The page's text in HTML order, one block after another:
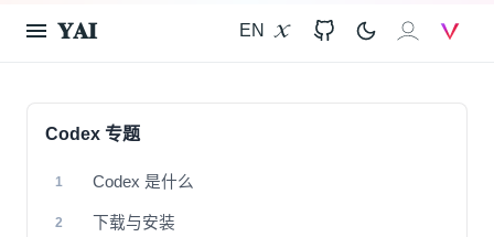
𝐘𝐀𝐈 EN GitHub 𝐗𝐀𝐈
Codex 专题
1 Codex 是什么
2 下载与安装